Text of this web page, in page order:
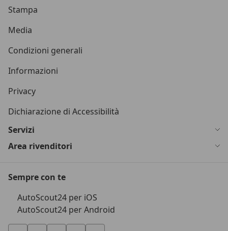
Stampa
Media
Condizioni generali
Informazioni
Privacy
Dichiarazione di Accessibilità
Servizi
Area rivenditori
Sempre con te
AutoScout24 per iOS
AutoScout24 per Android